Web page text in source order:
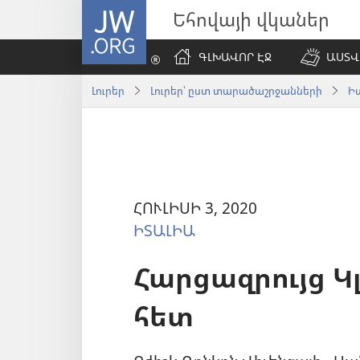
JW.ORG Եհովայի վկաներ
ԳԼԽԱՎՈՐ ԷՋ
Լուրեր Լուրեր՝ ըստ տարածաշրջանների
ՀՈՒԼԻՍԻ 3, 2020
ԻՏԱԼԻԱ
Հարցազրույց
հետ